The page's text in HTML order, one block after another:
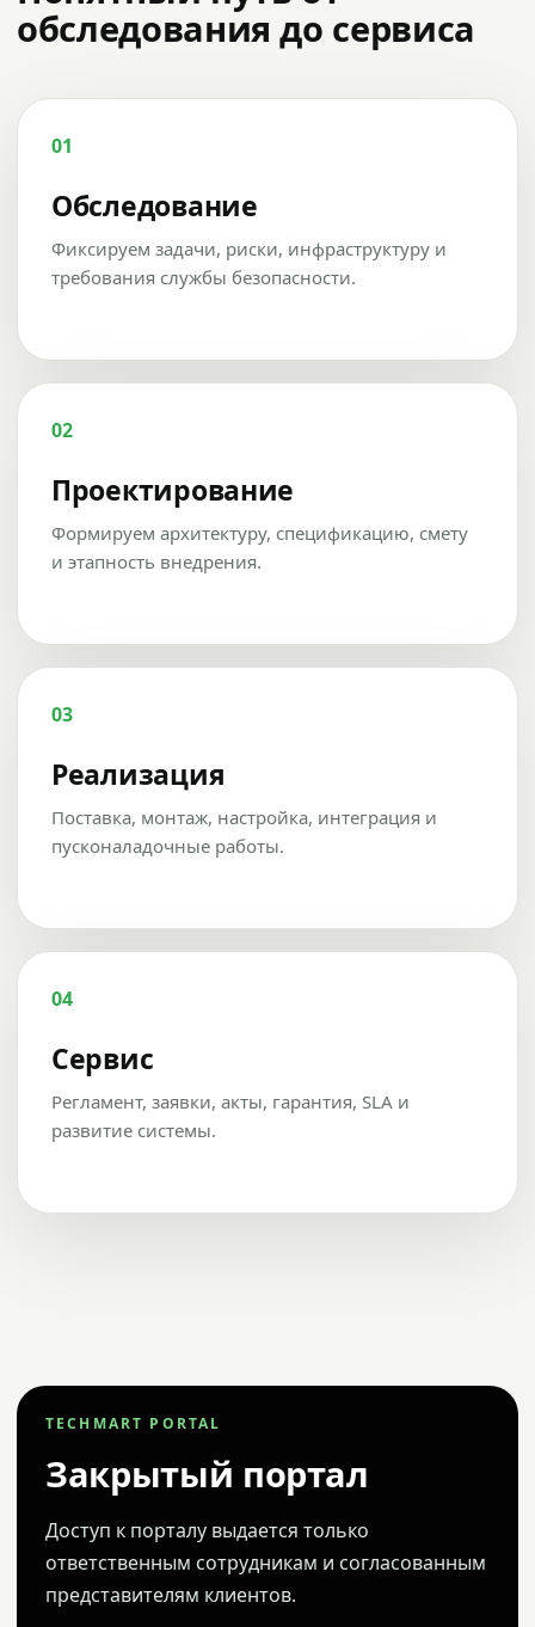
обследования до сервиса
01
Обследование
Фиксируем задачи, риски, инфраструктуру и
требования службы безопасности.
02
Проектирование
Формируем архитектуру, спецификацию, смету
и этапность внедрения.
03
Реализация
Поставка, монтаж, настройка, интеграция и
пусконаладочные работы.
04
Сервис
Регламент, заявки, акты, гарантия, SLA и
развитие системы.
TECHMART PORTAL
Закрытый портал
Доступ к порталу выдается только
ответственным сотрудникам и согласованным
представителям клиентов.